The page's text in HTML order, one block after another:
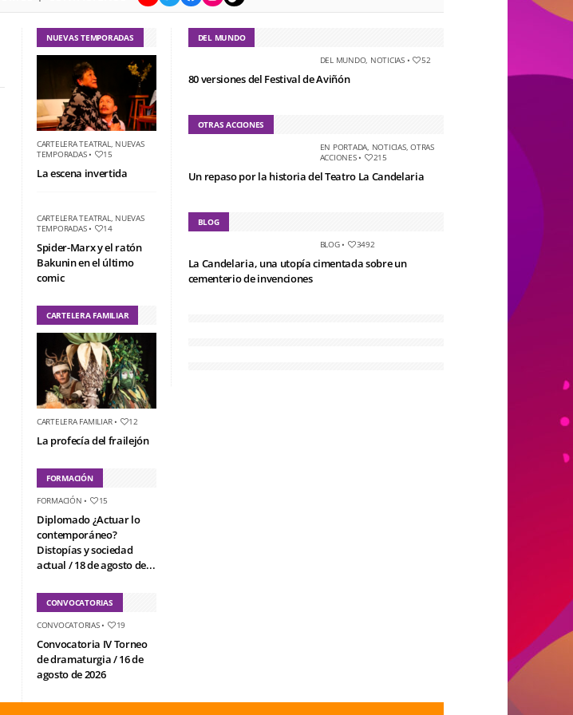
NUEVAS TEMPORADAS
CARTELERA TEATRAL, NUEVAS
TEMPORADAS• 15
La escena invertida
CARTELERA TEATRAL, NUEVAS
TEMPORADAS• 14
Spider-Marx y el ratón
Bakunin en el último
comic
CARTELERA FAMILIAR
CARTELERA FAMILIAR• 12
La profecía del frailejón
FORMACIÓN
FORMACIÓN • 15
Diplomado ¿Actuar lo
contemporáneo?
Distopías y sociedad
actual / 18 de agosto de...
CONVOCATORIAS
CONVOCATORIAS• 19
Convocatoria IV Torneo
de dramaturgia / 16 de
agosto de 2026
DEL MUNDO
DEL MUNDO, NOTICIAS• 52
80 versiones del Festival de Aviñón
OTRAS ACCIONES
EN PORTADA, NOTICIAS,OTRAS
ACCIONES• 215
Un repaso por la historia del Teatro La Candelaria
BLOG
BLOG• 3492
La Candelaria, una utopía cimentada sobre un
cementerio de invenciones